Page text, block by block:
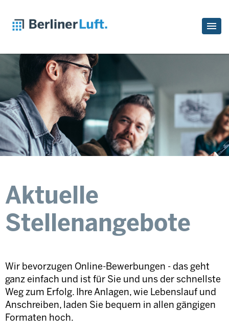
Aktuelle
Stellenangebote
Wir bevorzugen Online-Bewerbungen - das geht
ganz einfach und ist für Sie und uns der schnellste
Weg zum Erfolg. Ihre Anlagen, wie Lebenslauf und
Anschreiben, laden Sie bequem in allen gängigen
Formaten hoch.